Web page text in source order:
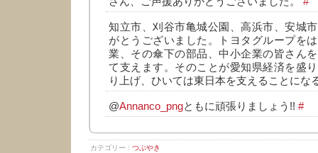
知立市、刈谷市亀城公園、高浜市、安城
がとうございました。トヨタグループを
業、その傘下の部品、中小企業の皆さん
て支えます。そのことが愛知県経済を盛
り上げ、ひいては東日本を支えることにな
@Annanco_pngともに頑張りましょう!! #
カテゴリー : つぶやき